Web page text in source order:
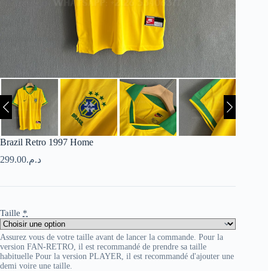
Brazil Retro 1997 Home
د.م.299.00
Taille *
Assurez vous de votre taille avant de lancer la commande. Pour la
version FAN-RETRO, il est recommandé de prendre sa taille
habituelle Pour la version PLAYER, il est recommandé d'ajouter une
demi voire une taille.